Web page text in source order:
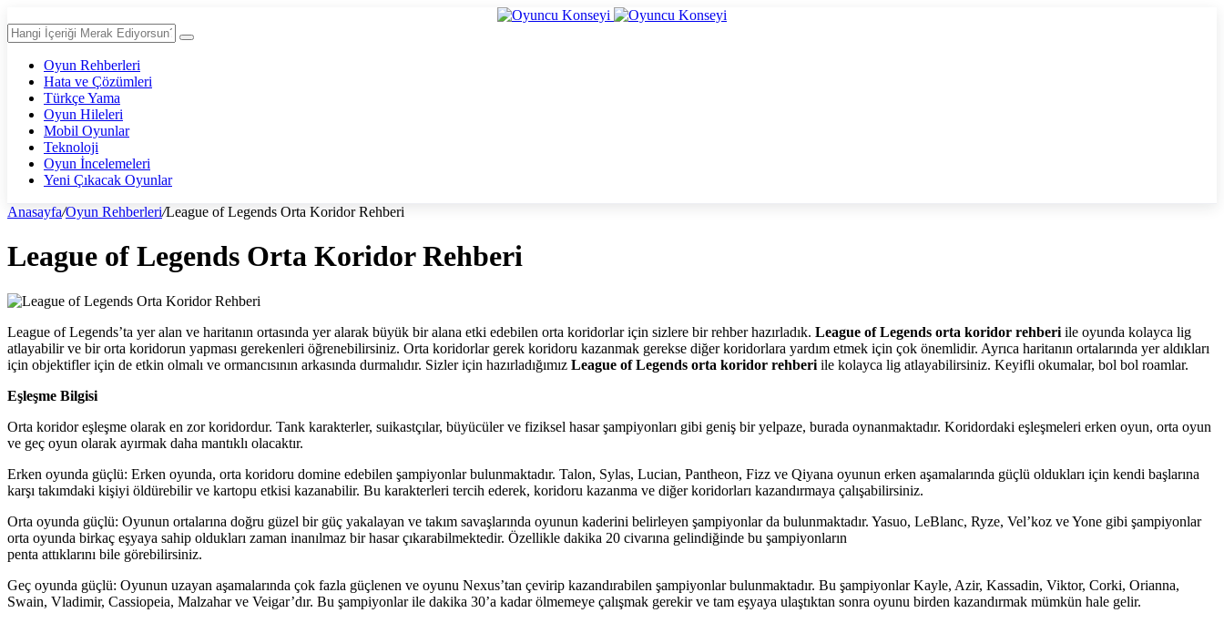
Oyun Rehberleri
Hata ve Çözümleri
Türkçe Yama
Oyun Hileleri
Mobil Oyunlar
Teknoloji
Oyun İncelemeleri
Yeni Çıkacak Oyunlar
Anasayfa/Oyun Rehberleri/League of Legends Orta Koridor Rehberi
League of Legends Orta Koridor Rehberi
League of Legends’ta yer alan ve haritanın ortasında yer alarak büyük bir alana etki edebilen orta koridorlar için sizlere bir rehber hazırladık. League of Legends orta koridor rehberi ile oyunda kolayca lig
atlayabilir ve bir orta koridorun yapması gerekenleri öğrenebilirsiniz. Orta koridorlar gerek koridoru kazanmak gerekse diğer koridorlara yardım etmek için çok önemlidir. Ayrıca haritanın ortalarında yer aldıkları
için objektifler için de etkin olmalı ve ormancısının arkasında durmalıdır. Sizler için hazırladığımız League of Legends orta koridor rehberi ile kolayca lig atlayabilirsiniz. Keyifli okumalar, bol bol roamlar.
Eşleşme Bilgisi
Orta koridor eşleşme olarak en zor koridordur. Tank karakterler, suikastçılar, büyücüler ve fiziksel hasar şampiyonları gibi geniş bir yelpaze, burada oynanmaktadır. Koridordaki eşleşmeleri erken oyun, orta oyun
ve geç oyun olarak ayırmak daha mantıklı olacaktır.
Erken oyunda güçlü: Erken oyunda, orta koridoru domine edebilen şampiyonlar bulunmaktadır. Talon, Sylas, Lucian, Pantheon, Fizz ve Qiyana oyunun erken aşamalarında güçlü oldukları için kendi başlarına
karşı takımdaki kişiyi öldürebilir ve kartopu etkisi kazanabilir. Bu karakterleri tercih ederek, koridoru kazanma ve diğer koridorları kazandırmaya çalışabilirsiniz.
Orta oyunda güçlü: Oyunun ortalarına doğru güzel bir güç yakalayan ve takım savaşlarında oyunun kaderini belirleyen şampiyonlar da bulunmaktadır. Yasuo, LeBlanc, Ryze, Vel’koz ve Yone gibi şampiyonlar
orta oyunda birkaç eşyaya sahip oldukları zaman inanılmaz bir hasar çıkarabilmektedir. Özellikle dakika 20 civarına gelindiğinde bu şampiyonların
penta attıklarını bile görebilirsiniz.
Geç oyunda güçlü: Oyunun uzayan aşamalarında çok fazla güçlenen ve oyunu Nexus’tan çevirip kazandırabilen şampiyonlar bulunmaktadır. Bu şampiyonlar Kayle, Azir, Kassadin, Viktor, Corki, Orianna,
Swain, Vladimir, Cassiopeia, Malzahar ve Veigar’dır. Bu şampiyonlar ile dakika 30’a kadar ölmemeye çalışmak gerekir ve tam eşyaya ulaştıktan sonra oyunu birden kazandırmak mümkün hale gelir.